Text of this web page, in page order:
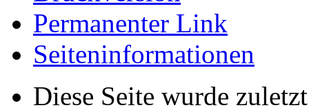
Permanenter Link
Seiten­informationen
Diese Seite wurde